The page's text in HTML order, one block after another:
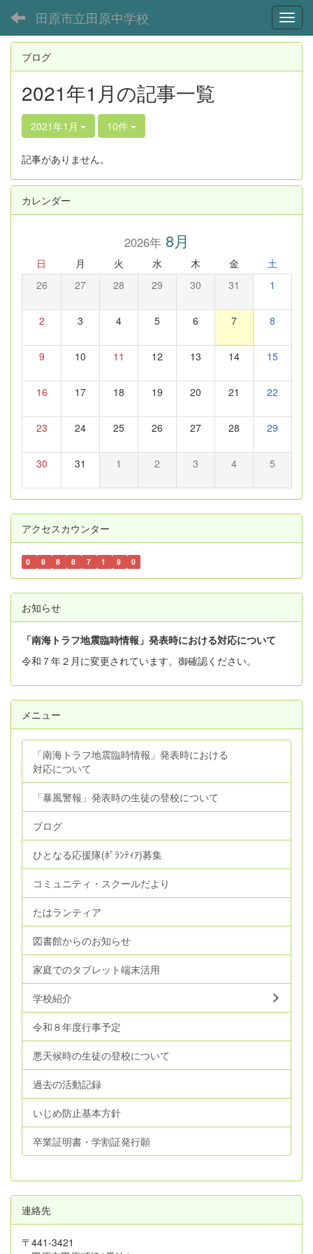
田原市立田原中学校
ブログ
2021年1月の記事一覧
2021年1月 10件
記事がありません。
カレンダー
2026年8月
日 月 火 水 木 金 土
26 27 28 29 30 31 1
2 3 4 5 6 7 8
9 10 11 12 13 14 15
16 17 18 19 20 21 22
23 24 25 26 27 28 29
30 31 1 2 3 4 5
アクセスカウンター
0 8 8 8 7 1 9 0
お知らせ
「南海トラフ地震臨時情報」発表時における対応について
令和７年２月に変更されています。御確認ください。
メニュー
「南海トラフ地震臨時情報」発表時における
対応について
「暴風警報」発表時の生徒の登校について
ブログ
ひとなる応援隊(ﾎﾞﾗﾝﾃｨｱ)募集
コミュニティ・スクールだより
たはランティア
図書館からのお知らせ
家庭でのタブレット端末活用
学校紹介
令和８年度行事予定
悪天候時の生徒の登校について
過去の活動記録
いじめ防止基本方針
卒業証明書・学割証発行願
連絡先
〒441-3421